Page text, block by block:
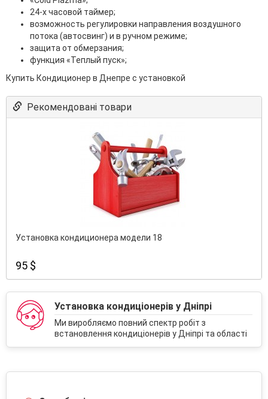
24-х часовой таймер;
возможность регулировки направления воздушного
потока (автосвинг) и в ручном режиме;
защита от обмерзания;
функция «Теплый пуск»;
Купить Кондиционер в Днепре с установкой
Рекомендовані товари
Установка кондиционера модели 18
95 $
Установка кондиціонерів у Дніпрі
Ми виробляємо повний спектр робіт з
встановлення кондиціонерів у Дніпрі та області